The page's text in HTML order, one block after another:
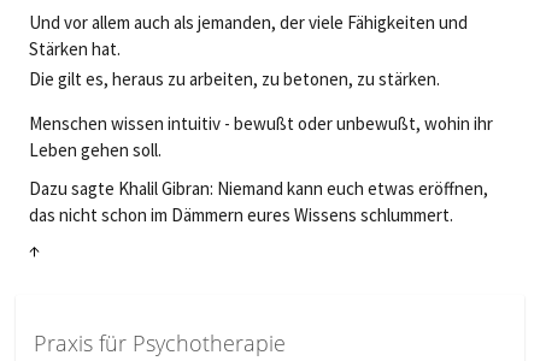
Und vor allem auch als jemanden, der viele Fähigkeiten und
Stärken hat.
Die gilt es, heraus zu arbeiten, zu betonen, zu stärken.
Menschen wissen intuitiv - bewußt oder unbewußt, wohin ihr
Leben gehen soll.
Dazu sagte Khalil Gibran: Niemand kann euch etwas eröffnen,
das nicht schon im Dämmern eures Wissens schlummert.
↑
Praxis für Psychotherapie